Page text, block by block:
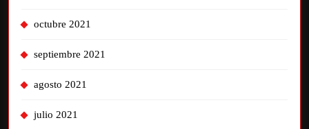
octubre 2021
septiembre 2021
agosto 2021
julio 2021